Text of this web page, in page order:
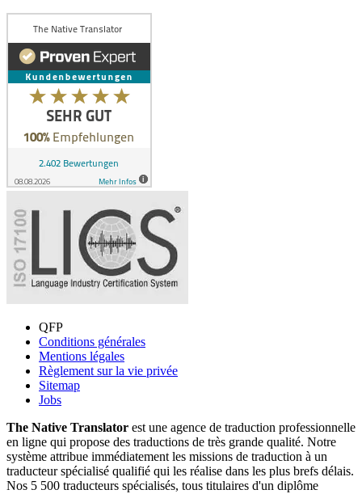
QFP
Conditions générales
Mentions légales
Règlement sur la vie privée
Sitemap
Jobs
The Native Translator est une agence de traduction professionnelle
en ligne qui propose des traductions de très grande qualité. Notre
système attribue immédiatement les missions de traduction à un
traducteur spécialisé qualifié qui les réalise dans les plus brefs délais.
Nos 5 500 traducteurs spécialisés, tous titulaires d'un diplôme